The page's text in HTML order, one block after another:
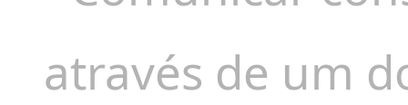
através de um